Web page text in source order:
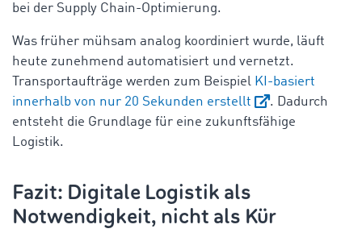
bei der Supply Chain-Optimierung.
Was früher mühsam analog koordiniert wurde, läuft
heute zunehmend automatisiert und vernetzt.
Transportaufträge werden zum Beispiel KI-basiert
innerhalb von nur 20 Sekunden erstellt
. Dadurch
entsteht die Grundlage für eine zukunftsfähige
Logistik.
Fazit: Digitale Logistik als
Notwendigkeit, nicht als Kür